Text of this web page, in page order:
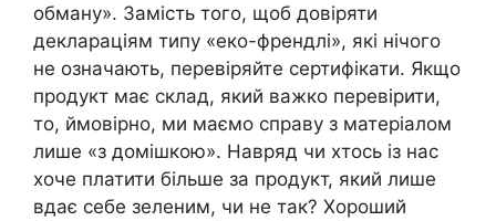
обману». Замість того, щоб довіряти
деклараціям типу «еко-френдлі», які нічого
не означають, перевіряйте сертифікати. Якщо
продукт має склад, який важко перевірити,
то, ймовірно, ми маємо справу з матеріалом
лише «з домішкою». Навряд чи хтось із нас
хоче платити більше за продукт, який лише
вдає себе зеленим, чи не так? Хороший